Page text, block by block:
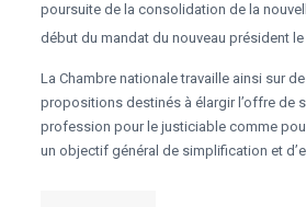
poursuite de la consolidation de la
début du mandat du nouveau président le
La Chambre nationale travaille ainsi sur
propositions destinés à élargir l’offre de
profession pour le justiciable comme
un objectif général de simplification et